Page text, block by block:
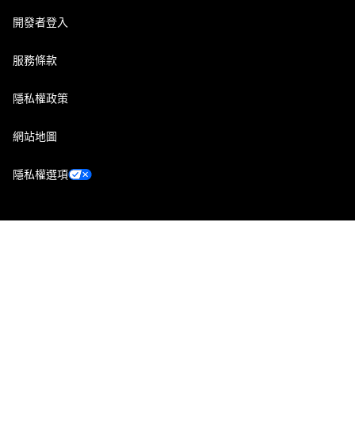
開發者登入
服務條款
隱私權政策
網站地圖
隱私權選項